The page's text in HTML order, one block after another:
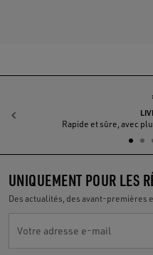
Rapide et sûre, avec
Précédent
UNIQUEMENT POUR LES
Des actualités, des avant-premières
Votre adresse e-mail